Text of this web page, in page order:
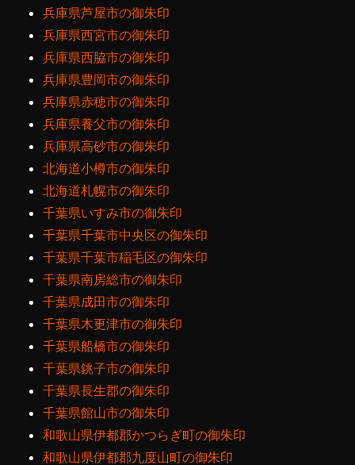
兵庫県芦屋市の御朱印
兵庫県西宮市の御朱印
兵庫県西脇市の御朱印
兵庫県豊岡市の御朱印
兵庫県赤穂市の御朱印
兵庫県養父市の御朱印
兵庫県高砂市の御朱印
北海道小樽市の御朱印
北海道札幌市の御朱印
千葉県いすみ市の御朱印
千葉県千葉市中央区の御朱印
千葉県千葉市稲毛区の御朱印
千葉県南房総市の御朱印
千葉県成田市の御朱印
千葉県木更津市の御朱印
千葉県船橋市の御朱印
千葉県銚子市の御朱印
千葉県長生郡の御朱印
千葉県館山市の御朱印
和歌山県伊都郡かつらぎ町の御朱印
和歌山県伊都郡九度山町の御朱印